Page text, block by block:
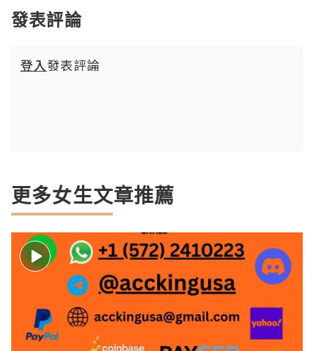
發表評論
登入發表評論
更多女生文章推薦